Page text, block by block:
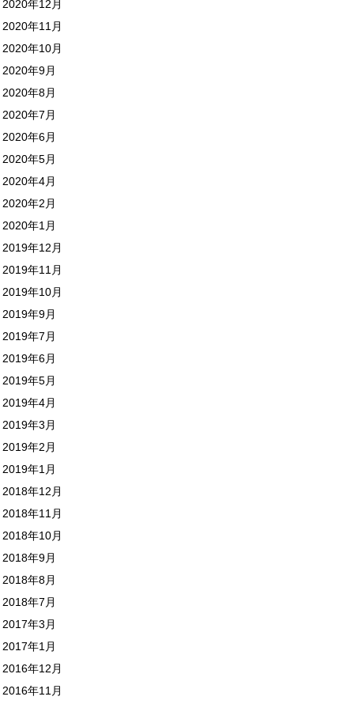
2020年12月
2020年11月
2020年10月
2020年9月
2020年8月
2020年7月
2020年6月
2020年5月
2020年4月
2020年2月
2020年1月
2019年12月
2019年11月
2019年10月
2019年9月
2019年7月
2019年6月
2019年5月
2019年4月
2019年3月
2019年2月
2019年1月
2018年12月
2018年11月
2018年10月
2018年9月
2018年8月
2018年7月
2017年3月
2017年1月
2016年12月
2016年11月